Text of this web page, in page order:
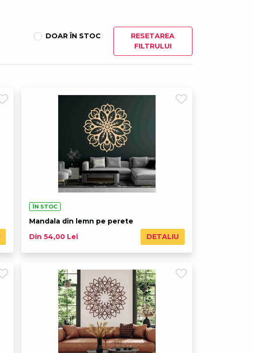
DOAR ÎN STOC
RESETAREA
FILTRULUI
ÎN STOC
Mandala din lemn pe perete
Din 54,00 Lei
DETALIU